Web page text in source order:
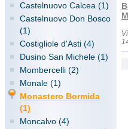
Castelnuovo Calcea (1)
Castelnuovo Don Bosco
(1)
Costigliole d'Asti (4)
Dusino San Michele (1)
Mombercelli (2)
Monale (1)
Monastero Bormida
(1)
Moncalvo (4)